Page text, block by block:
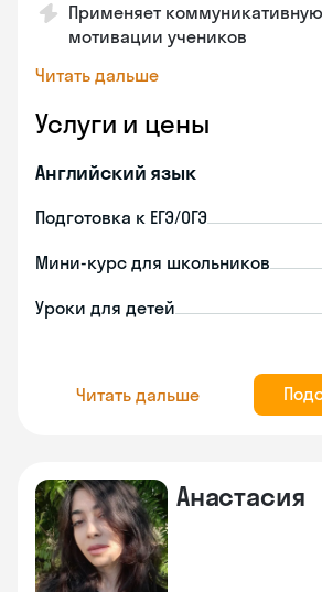
Применяет
мотивации учеников
Читать дальше
Услуги и цены
Английский язык
Подготовка к ЕГЭ/ОГЭ
Мини-курс для школьников
Уроки для детей
Читать дальше
Анастасия